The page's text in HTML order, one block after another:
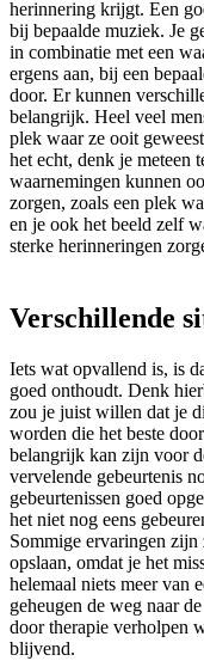
herinnering krijgt. Een
bij bepaalde muziek. Je
in combinatie met een
ergens aan, bij een
door. Er kunnen
belangrijk. Heel veel
plek waar ze ooit
het echt, denk je meteen
waarnemingen kunnen
zorgen, zoals een plek
en je ook het beeld zelf
sterke herinneringen
Verschillende
Iets wat opvallend is, is
goed onthoudt. Denk
zou je juist willen dat je
worden die het beste
belangrijk kan zijn voor
vervelende gebeurtenis
gebeurtenissen goed
het niet nog eens
Sommige ervaringen zijn
opslaan, omdat je het
helemaal niets meer van
geheugen de weg naar
door therapie verholpen
blijvend.